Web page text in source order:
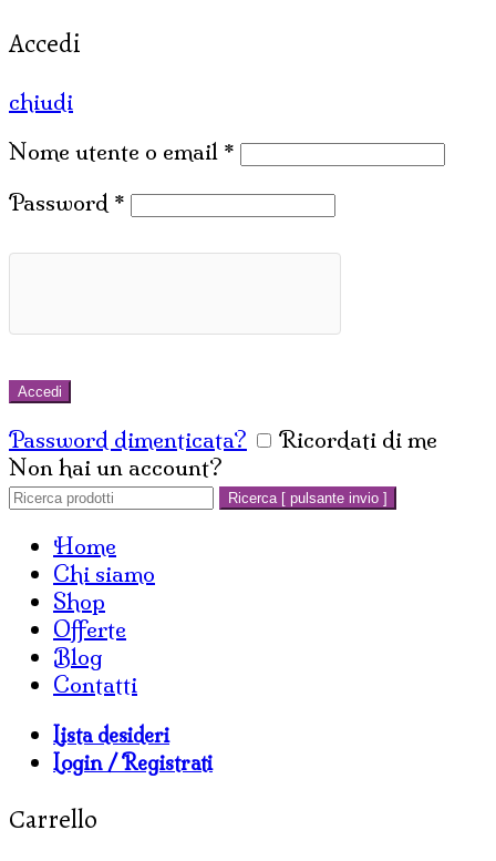
Accedi
chiudi
Nome utente o email *
Password *
Accedi
Password dimenticata?
Ricordati di me
Non hai un account?
Cerca:
Ricerca [ pulsante invio ]
Home
Chi siamo
Shop
Offerte
Blog
Contatti
Lista desideri
Login / Registrati
Carrello